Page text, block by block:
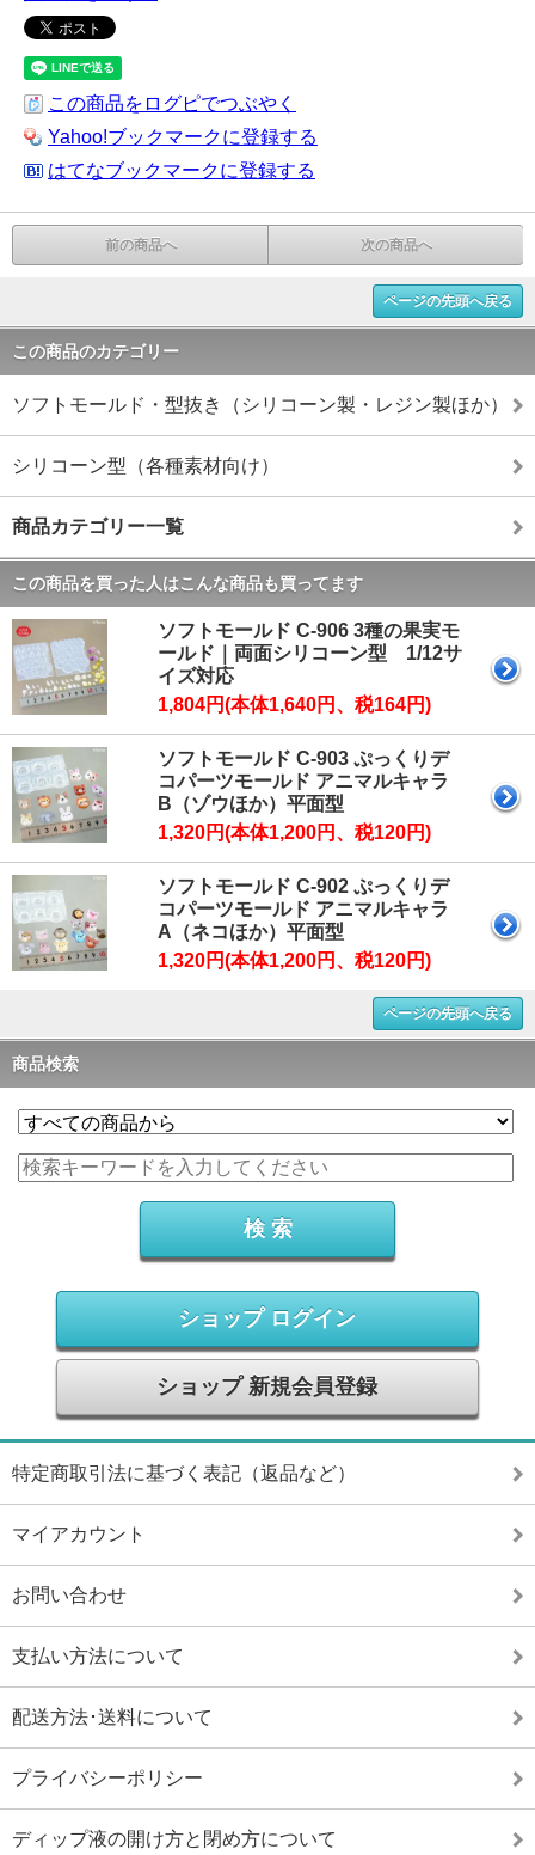
この商品をログピでつぶやく
Yahoo!ブックマークに登録する
はてなブックマークに登録する
前の商品へ 次の商品へ
ページの先頭へ戻る
この商品のカテゴリー
ソフトモールド・型抜き（シリコーン製・レジン製ほか）
シリコーン型（各種素材向け）
商品カテゴリー一覧
この商品を買った人はこんな商品も買ってます
ソフトモールド C-906 3種の果実モ
ールド｜両面シリコーン型 1/12サ
イズ対応
1,804円(本体1,640円、税164円)
ソフトモールド C-903 ぷっくりデ
コパーツモールド アニマルキャラ
B（ゾウほか）平面型
1,320円(本体1,200円、税120円)
ソフトモールド C-902 ぷっくりデ
コパーツモールド アニマルキャラ
A（ネコほか）平面型
1,320円(本体1,200円、税120円)
ページの先頭へ戻る
商品検索
ショップ ログイン
ショップ 新規会員登録
特定商取引法に基づく表記（返品など）
マイアカウント
お問い合わせ
支払い方法について
配送方法･送料について
プライバシーポリシー
ディップ液の開け方と閉め方について